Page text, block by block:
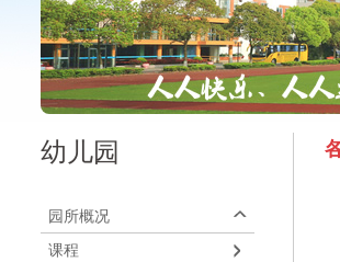
幼儿园
园所概况
课程